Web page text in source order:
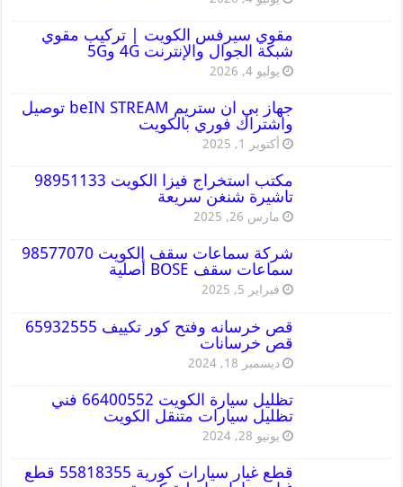
مقوي سيرفس الكويت | تركيب مقوي
شبكة الجوال والإنترنت 4G و5G
يوليو 4, 2026
جهاز بي ان ستريم beIN STREAM توصيل
واشتراك فوري بالكويت
أكتوبر 1, 2025
مكتب استخراج فيزا الكويت 98951133
تاشيرة شنغن سريعة
مارس 26, 2025
شركة سماعات سقف الكويت 98577070
سماعات سقف BOSE أصلية
فبراير 5, 2025
قص خرسانه وفتح كور تكييف 65932555
قص خرسانات
ديسمبر 18, 2024
تظليل سيارة الكويت 66400552 فني
تظليل سيارات متنقل الكويت
يونيو 28, 2024
قطع غيار سيارات كورية 55818355 قطع